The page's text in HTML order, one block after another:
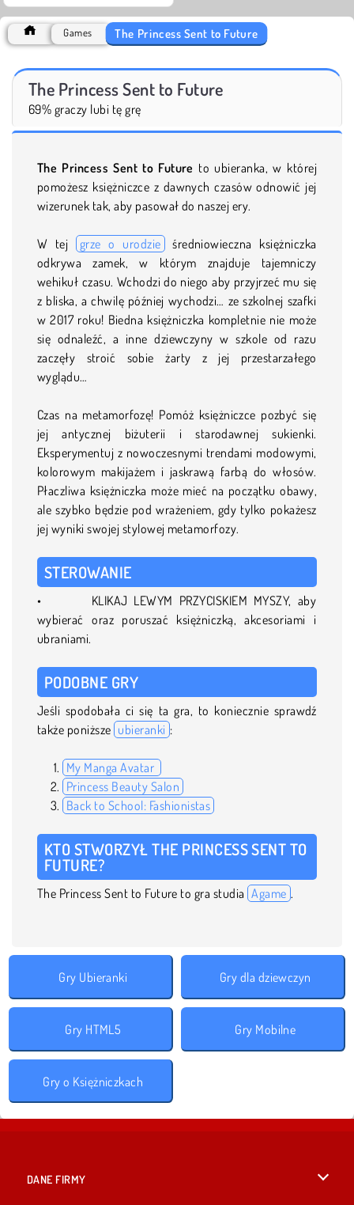
Games The Princess Sent to Future
The Princess Sent to Future
69% graczy lubi tę grę
The Princess Sent to Future to ubieranka, w której
pomożesz księżniczce z dawnych czasów odnowić jej
wizerunek tak, aby pasował do naszej ery.
W tej grze o urodzie średniowieczna księżniczka
odkrywa zamek, w którym znajduje tajemniczy
wehikuł czasu. Wchodzi do niego aby przyjrzeć mu się
z bliska, a chwilę później wychodzi… ze szkolnej szafki
w 2017 roku! Biedna księżniczka kompletnie nie może
się odnaleźć, a inne dziewczyny w szkole od razu
zaczęły stroić sobie żarty z jej przestarzałego
wyglądu…
Czas na metamorfozę! Pomóż księżniczce pozbyć się
jej antycznej biżuterii i starodawnej sukienki.
Eksperymentuj z nowoczesnymi trendami modowymi,
kolorowym makijażem i jaskrawą farbą do włosów.
Płaczliwa księżniczka może mieć na początku obawy,
ale szybko będzie pod wrażeniem, gdy tylko pokażesz
jej wyniki swojej stylowej metamorfozy.
STEROWANIE
• KLIKAJ LEWYM PRZYCISKIEM MYSZY, aby
wybierać oraz poruszać księżniczką, akcesoriami i
ubraniami.
PODOBNE GRY
Jeśli spodobała ci się ta gra, to koniecznie sprawdź
także poniższe ubieranki :
My Manga Avatar
Princess Beauty Salon
Back to School: Fashionistas
KTO STWORZYŁ THE PRINCESS SENT TO
FUTURE?
The Princess Sent to Future to gra studia Agame .
Gry Ubieranki Gry dla dziewczyn
Gry HTML5 Gry Mobilne
Gry o Księżniczkach
DANE FIRMY